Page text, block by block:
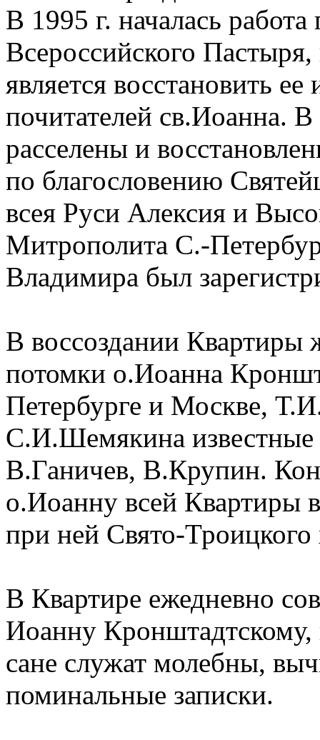
В 1995 г. началась
Всероссийского
является восстановить
почитателей св.Иоанна.
расселены и
по благословению
всея Руси Алексия и
Митрополита С.-
Владимира был
В воссоздании Квартиры
потомки о.Иоанна
Петербурге и Москве,
С.И.Шемякина известные
В.Ганичев, В.Крупин.
о.Иоанну всей Квартиры
при ней Свято-Троицкого
В Квартире ежедневно
Иоанну
сане служат молебны,
поминальные записки.